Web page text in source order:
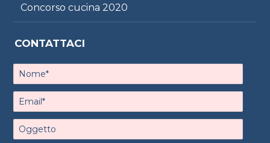
Concorso cucina 2020
CONTATTACI